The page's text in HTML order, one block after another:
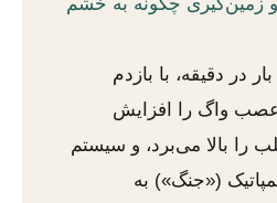
تنفس آرام آهسته (≤۶ بار در دقیقه، با بازدم
عصب واگ را افزایش
را بالا می‌برد، و سیستم
(«جنگ») به